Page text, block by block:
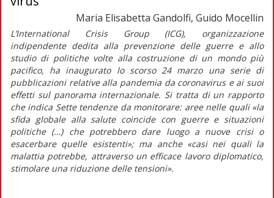
Maria Elisabetta Gandolfi, Guido Mocellin
L’International Crisis Group (ICG), organizzazione
indipendente dedita alla prevenzione delle guerre e allo
studio di politiche volte alla costruzione di un mondo più
pacifico, ha inaugurato lo scorso 24 marzo una serie di
pubblicazioni relative alla pandemia da coronavirus e ai suoi
effetti sul panorama internazionale. Si tratta di un rapporto
che indica Sette tendenze da monitorare: aree nelle quali «la
sfida globale alla salute coincide con guerre e situazioni
politiche (…) che potrebbero dare luogo a nuove crisi o
esacerbare quelle esistenti»; ma anche «casi nei quali la
malattia potrebbe, attraverso un efficace lavoro diplomatico,
stimolare una riduzione delle tensioni».